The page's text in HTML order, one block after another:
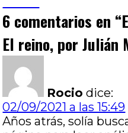
6 comentarios en “
El reino, por Julián
Rocio dice:
02/09/2021 a las 15:49
Años atrás, solía